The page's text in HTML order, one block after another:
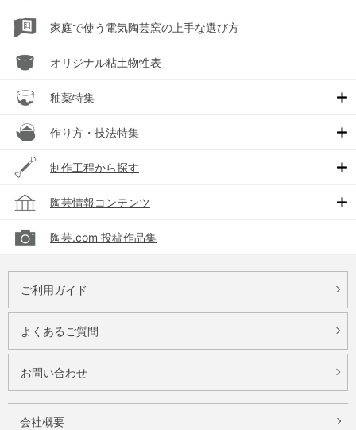
家庭で使う電気陶芸窯の上手な選び方
オリジナル粘土物性表
釉薬特集
作り方・技法特集
制作工程から探す
陶芸情報コンテンツ
陶芸.com 投稿作品集
ご利用ガイド
よくあるご質問
お問い合わせ
会社概要